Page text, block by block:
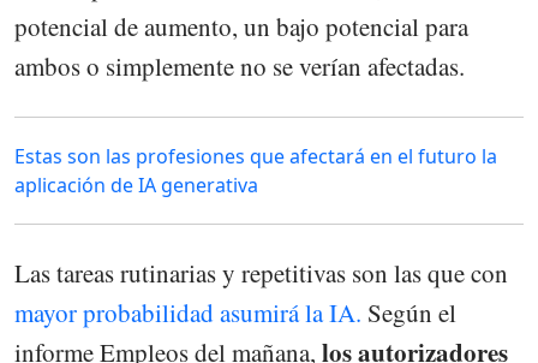
potencial de aumento, un bajo potencial para
ambos o simplemente no se verían afectadas.
Estas son las profesiones que afectará en el futuro la
aplicación de IA generativa
Las tareas rutinarias y repetitivas son las que con
mayor probabilidad asumirá la IA. Según el
informe Empleos del mañana, los autorizadores